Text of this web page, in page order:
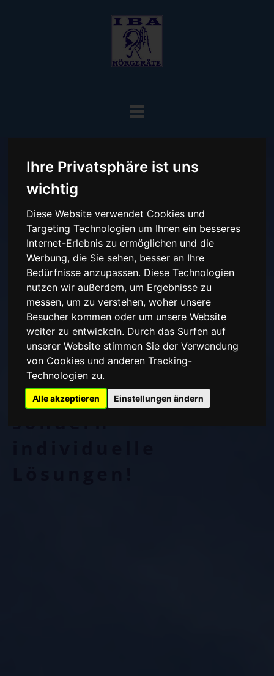
Ihre Privatsphäre ist uns
wichtig
Diese Website verwendet Cookies und
Targeting Technologien um Ihnen ein besseres
Internet-Erlebnis zu ermöglichen und die
Werbung, die Sie sehen, besser an Ihre
Bedürfnisse anzupassen. Diese Technologien
nutzen wir außerdem, um Ergebnisse zu
messen, um zu verstehen, woher unsere
Besucher kommen oder um unsere Website
weiter zu entwickeln. Durch das Surfen auf
unserer Website stimmen Sie der Verwendung
von Cookies und anderen Tracking-
Technologien zu.
Alle akzeptieren Einstellungen ändern
Tinnitus Ursachen
IBA Hörgeräte
)ndividuell (b)estens
a)ngepasst!
Wir bieten nicht nur
Produkte,